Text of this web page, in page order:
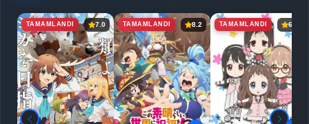
Bölüm No: 7 Detaylar İzle
Bölüm No: 8 Detaylar İzle
TAMAMLANDI 7.0 TAMAMLANDI 8.2 TAMAMLANDI 6.5